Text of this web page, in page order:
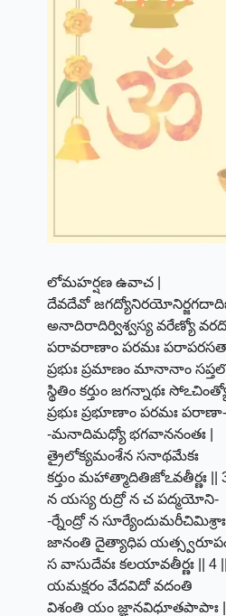
లోమహర్షణ ఉవాచ |
దేవదేవో
అనాదిరాదిర్విశ్వస్య వరేణ్యో వరదో
పరావరాణాం పరమః పరాపరసతాం
ప్రభుః ప్రమాణం మానానాం
స్థితిం కర్తుం జగన్నాథః
ప్రభుః ప్రభూణాం పరమః పరాణా-
-మనాదిమధ్యో భగవాననంతః |
త్రైలోక్యమంశేన సనాథమేకః
కర్తుం మహాత్మాదితిజోఽవతీర్ణః || 3
న యస్య రుద్రో న చ పద్మయోని-
-ర్నేంద్రో న సూర్యేందుమరీచిమిశ్రాః |
జానంతి దైత్యాధిప
స వాసుదేవః కలయావతీర్ణః || 4 ||
యమక్షరం వేదవిదో వదంతి
విశంతి యం జ్ఞానవిధూతపాపాః |